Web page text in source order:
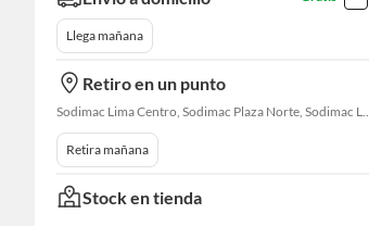
Llega mañana
Retiro en un punto
Sodimac Lima Centro, Sodimac Plaza Norte, Sodimac La Victoria, Sodimac San Miguel, Sodimac S. J.
Retira mañana
Stock en tienda